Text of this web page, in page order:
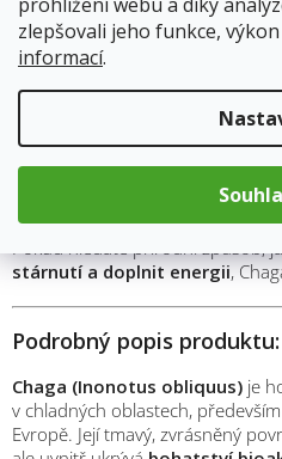
zlepšovali jeho funkce,
informací.
Proč si koupit Chaga
Chaga, přezdívaná jako
antioxidantů, betaglukanů a
posilovatimunitu, snižovat
organismus
při stresu, pomáhá zlepšit vitalitu
jemně zemitou chuť a lze jej
stárnutí a doplnit energii,
Podrobný popis produktu:
Chaga (Inonotus obliquus) je
v chladných oblastech,
Evropě. Její tmavý, zvrásněný